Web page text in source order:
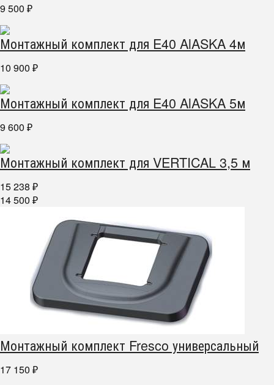
9 500 ₽
Монтажный комплект для E40 AlASKA 4м
10 900 ₽
Монтажный комплект для E40 AlASKA 5м
9 600 ₽
Монтажный комплект для VERTICAL 3,5 м
15 238 ₽
14 500 ₽
Монтажный комплект Fresco универсальный
17 150 ₽